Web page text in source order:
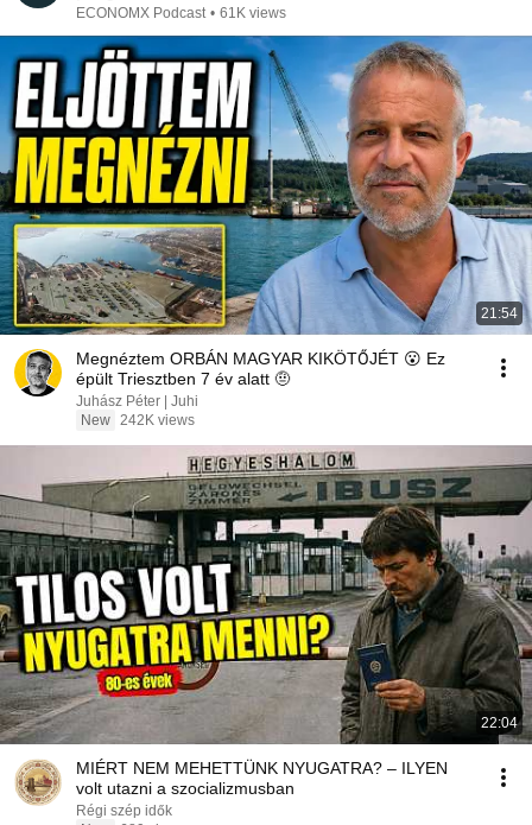
ECONOMX Podcast • 61K views
21:54
Megnéztem ORBÁN MAGYAR KIKÖTŐJÉT 😮 Ez
épült Triesztben 7 év alatt 🤨
Juhász Péter | Juhi
New 242K views
22:04
MIÉRT NEM MEHETTÜNK NYUGATRA? – ILYEN
volt utazni a szocializmusban
Régi szép idők